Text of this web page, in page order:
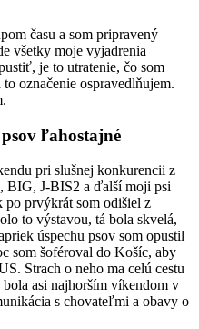
času a som pripravený
všetky moje vyjadrenia
je to utratenie, čo som
označenie ospravedlňujem.
ľahostajné
pri slušnej konkurencii z
BIG, J-BIS2 a ďalší moji psi
po prvýkrát som odišiel z
to výstavou, tá bola skvelá,
úspechu psov som opustil
som šoféroval do Košíc, aby
Strach o neho ma celú cestu
asi najhorším víkendom v
s chovateľmi a obavy o